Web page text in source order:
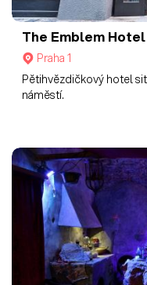
The Emblem Hotel
Praha 1
Pětihvězdičkový hotel
náměstí.